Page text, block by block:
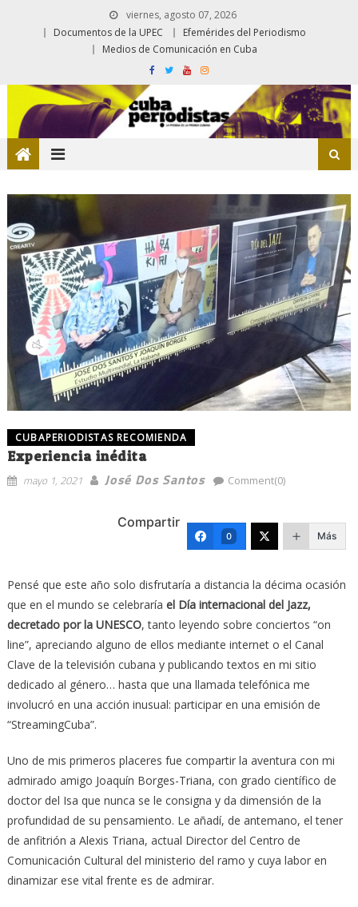
viernes, agosto 07, 2026
Documentos de la UPEC
Efemérides del Periodismo
Medios de Comunicación en Cuba
CUBAPERIODISTAS RECOMIENDA
Experiencia inédita
mayo 1, 2021 José Dos Santos Comment(0)
Compartir
0 Más
Pensé que este año solo disfrutaría a distancia la décima ocasión
que en el mundo se celebraría el Día internacional del Jazz,
decretado por la UNESCO, tanto leyendo sobre conciertos “on
line”, apreciando alguno de ellos mediante internet o el Canal
Clave de la televisión cubana y publicando textos en mi sitio
dedicado al género… hasta que una llamada telefónica me
involucró en una acción inusual: participar en una emisión de
“StreamingCuba”.
Uno de mis primeros placeres fue compartir la aventura con mi
admirado amigo Joaquín Borges-Triana, con grado científico de
doctor del Isa que nunca se le consigna y da dimensión de la
profundidad de su pensamiento. Le añadí, de antemano, el tener
de anfitrión a Alexis Triana, actual Director del Centro de
Comunicación Cultural del ministerio del ramo y cuya labor en
dinamizar ese vital frente es de admirar.